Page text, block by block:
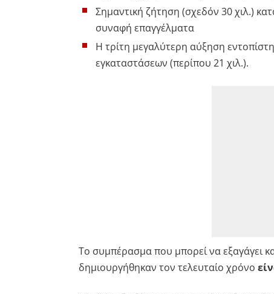
Σημαντική ζήτηση (σχεδόν 30 χιλ.)
συναφή επαγγέλματα
Η τρίτη μεγαλύτερη αύξηση
εγκαταστάσεων (περίπου 21 χιλ.).
Το συμπέρασμα που μπορεί να εξαγάγει
δημιουργήθηκαν τον τελευταίο χρόνο